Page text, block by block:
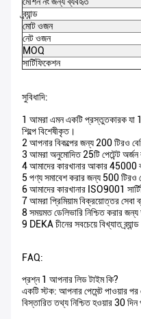
ব্র্যান্ড
মোট ওজন
নেট ওজন
MOQ
সার্টিফিকেশন
সুবিধাদি:
1 আমরা এমন একটি প্রস্তুতকারক যা
শিল্পে বিশেষীকৃত।
2 আপনার বিকল্পের জন্য 200 টিরও
3 আমরা অনুমোদিত 25টি পেটেন্ট অর্জন
4 আমাদের কারখানার আকার 45000
5 পণ্য সমাবেশ করার জন্য 500 টিরও
6 আমাদের কারখানার ISO9001
7 আমরা প্রিমিয়াম বিক্রয়োত্তর সেবা
8 সময়মত ডেলিভারি নিশ্চিত করার
9 DEKA চীনের সবচেয়ে বিখ্যাত
FAQ:
প্রশ্ন 1 আপনার লিড টাইম কি?
একটি স্টক: আপনার পেমেন্ট পাওয়ার
বিস্তারিত তথ্য নিশ্চিত হওয়ার 30